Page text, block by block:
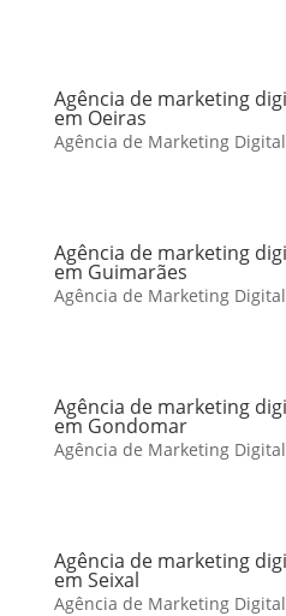
Agência de marketing
em Oeiras
Agência de Marketing
Agência de marketing
em Guimarães
Agência de Marketing
Agência de marketing
em Gondomar
Agência de Marketing
Agência de marketing
em Seixal
Agência de Marketing